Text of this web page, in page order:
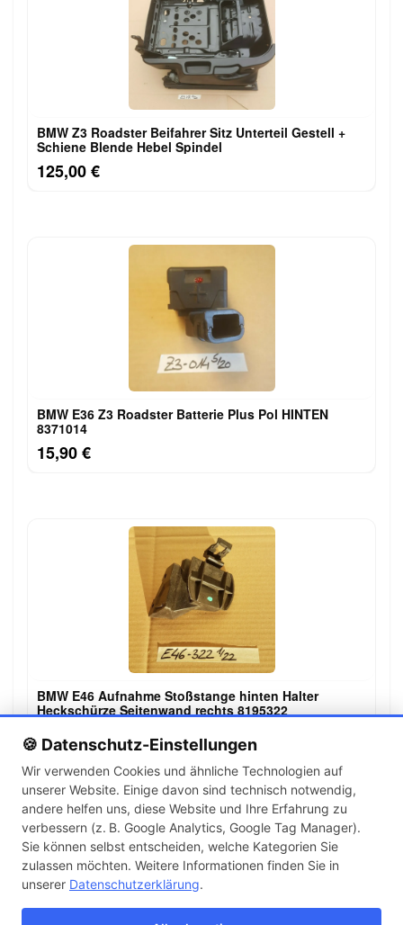
🍪 Datenschutz-Einstellungen
Wir verwenden Cookies und ähnliche Technologien auf
unserer Website. Einige davon sind technisch notwendig,
andere helfen uns, diese Website und Ihre Erfahrung zu
verbessern (z. B. Google Analytics, Google Tag Manager).
Sie können selbst entscheiden, welche Kategorien Sie
zulassen möchten. Weitere Informationen finden Sie in
unserer Datenschutzerklärung.
BMW Z3 Roadster Beifahrer Sitz Unterteil Gestell +
Schiene Blende Hebel Spindel
125,00 €
BMW E36 Z3 Roadster Batterie Plus Pol HINTEN
8371014
15,90 €
BMW E46 Aufnahme Stoßstange hinten Halter
Heckschürze Seitenwand rechts 8195322
39,00 €
← 1 2 3 … 142 →
Artikel pro Seite